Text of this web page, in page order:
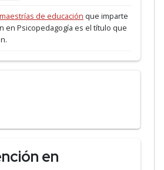
maestrías de educación que imparte
en Psicopedagogía es el título que
en